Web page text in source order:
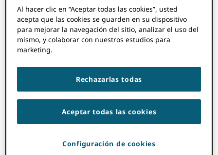
Esta publicación fue hecha porPaloma
Marín Arraiza
Im Jänner 2019 haben sich die TU Wien
(vertreten durch dieBiblioteca TU Wien) und
Biblioteca Universitaria de Viena)
zusammengeschlossen, umla nueva
zu leiten. Dieses zielt darauf ab, die
Al hacer clic en “Aceptar todas las cookies”, usted
acepta que las cookies se guarden en su dispositivo
para mejorar la navegación del sitio, analizar el uso del
mismo, y colaborar con nuestros estudios para
marketing.
Rechazarlas todas
Aceptar todas las cookies
Configuración de cookies